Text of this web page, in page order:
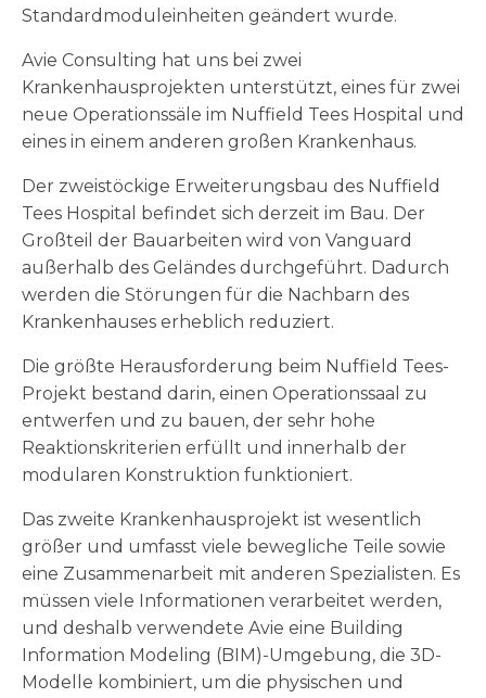
Standardmoduleinheiten geändert wurde.
Avie Consulting hat uns bei zwei
Krankenhausprojekten unterstützt, eines für zwei
neue Operationssäle im Nuffield Tees Hospital und
eines in einem anderen großen Krankenhaus.
Der zweistöckige Erweiterungsbau des Nuffield
Tees Hospital befindet sich derzeit im Bau. Der
Großteil der Bauarbeiten wird von Vanguard
außerhalb des Geländes durchgeführt. Dadurch
werden die Störungen für die Nachbarn des
Krankenhauses erheblich reduziert.
Die größte Herausforderung beim Nuffield Tees-
Projekt bestand darin, einen Operationssaal zu
entwerfen und zu bauen, der sehr hohe
Reaktionskriterien erfüllt und innerhalb der
modularen Konstruktion funktioniert.
Das zweite Krankenhausprojekt ist wesentlich
größer und umfasst viele bewegliche Teile sowie
eine Zusammenarbeit mit anderen Spezialisten. Es
müssen viele Informationen verarbeitet werden,
und deshalb verwendete Avie eine Building
Information Modeling (BIM)-Umgebung, die 3D-
Modelle kombiniert, um die physischen und